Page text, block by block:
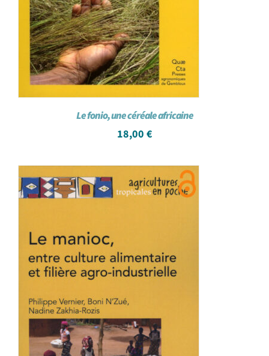
Le fonio, une céréale africaine
18,00 €